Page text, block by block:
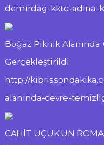
demirdag-kktc-adina-
Boğaz Piknik
Gerçekleştirildi
http://
alaninda-cevre-
CAHİT UÇUK'UN